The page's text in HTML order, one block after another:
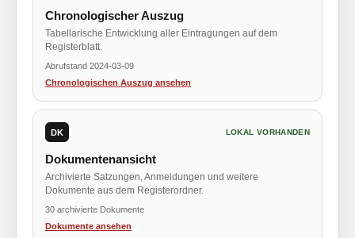
Chronologischer Auszug
Tabellarische Entwicklung aller Eintragungen auf dem
Registerblatt.
Abrufstand 2024-03-09
Chronologischen Auszug ansehen
DK LOKAL VORHANDEN
Dokumentenansicht
Archivierte Satzungen, Anmeldungen und weitere
Dokumente aus dem Registerordner.
30 archivierte Dokumente
Dokumente ansehen